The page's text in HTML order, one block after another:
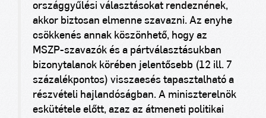
országgyűlési választásokat rendeznének,
akkor biztosan elmenne szavazni. Az enyhe
csökkenés annak köszönhető, hogy az
MSZP-szavazók és a pártválasztásukban
bizonytalanok körében jelentősebb (12 ill. 7
százalékpontos) visszaesés tapasztalható a
részvételi hajlandóságban. A miniszterelnök
eskütétele előtt, azaz az átmeneti politikai